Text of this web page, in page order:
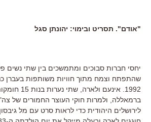
"אודם". תסריט ובימוי: יהונתן סגל
יחסי חברות סבוכים ומתמשכים בין שתי נשים
שהתפתח וצמח מתוך חוויות משותפות בעברן
1992. אינעם
ברמאללה, ולמרות חוקי העוצר החמורים של